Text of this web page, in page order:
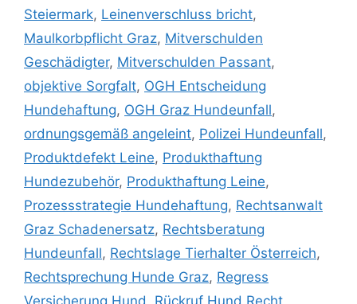
Steiermark, Leinenverschluss bricht,
Maulkorbpflicht Graz, Mitverschulden
Geschädigter, Mitverschulden Passant,
objektive Sorgfalt, OGH Entscheidung
Hundehaftung, OGH Graz Hundeunfall,
ordnungsgemäß angeleint, Polizei Hundeunfall,
Produktdefekt Leine, Produkthaftung
Hundezubehör, Produkthaftung Leine,
Prozessstrategie Hundehaftung, Rechtsanwalt
Graz Schadenersatz, Rechtsberatung
Hundeunfall, Rechtslage Tierhalter Österreich,
Rechtsprechung Hunde Graz, Regress